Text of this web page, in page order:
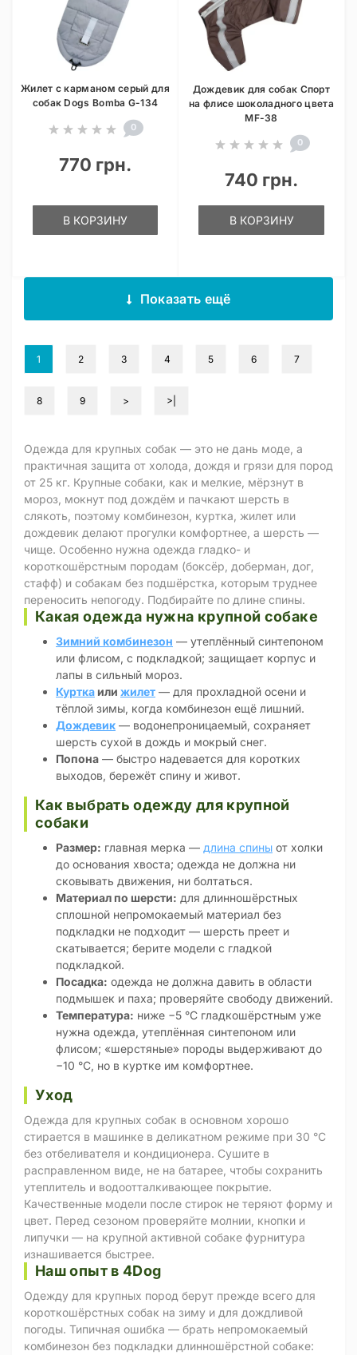
Жилет с карманом серый для
собак Dogs Bomba G-134
0
770 грн.
В КОРЗИНУ
Дождевик для собак Спорт
на флисе шоколадного цвета
MF-38
0
740 грн.
В КОРЗИНУ
Показать ещё
1 2 3 4 5 6 7
8 9 > >|
Одежда для крупных собак — это не дань моде, а
практичная защита от холода, дождя и грязи для пород
от 25 кг. Крупные собаки, как и мелкие, мёрзнут в
мороз, мокнут под дождём и пачкают шерсть в
слякоть, поэтому комбинезон, куртка, жилет или
дождевик делают прогулки комфортнее, а шерсть —
чище. Особенно нужна одежда гладко- и
короткошёрстным породам (боксёр, доберман, дог,
стафф) и собакам без подшёрстка, которым труднее
переносить непогоду. Подбирайте по длине спины.
Какая одежда нужна крупной собаке
Зимний комбинезон — утеплённый синтепоном
или флисом, с подкладкой; защищает корпус и
лапы в сильный мороз.
Куртка или жилет — для прохладной осени и
тёплой зимы, когда комбинезон ещё лишний.
Дождевик — водонепроницаемый, сохраняет
шерсть сухой в дождь и мокрый снег.
Попона — быстро надевается для коротких
выходов, бережёт спину и живот.
Как выбрать одежду для крупной
собаки
Размер: главная мерка — длина спины от холки
до основания хвоста; одежда не должна ни
сковывать движения, ни болтаться.
Материал по шерсти: для длинношёрстных
сплошной непромокаемый материал без
подкладки не подходит — шерсть преет и
скатывается; берите модели с гладкой
подкладкой.
Посадка: одежда не должна давить в области
подмышек и паха; проверяйте свободу движений.
Температура: ниже −5 °C гладкошёрстным уже
нужна одежда, утеплённая синтепоном или
флисом; «шерстяные» породы выдерживают до
−10 °C, но в куртке им комфортнее.
Уход
Одежда для крупных собак в основном хорошо
стирается в машинке в деликатном режиме при 30 °C
без отбеливателя и кондиционера. Сушите в
расправленном виде, не на батарее, чтобы сохранить
утеплитель и водоотталкивающее покрытие.
Качественные модели после стирок не теряют форму и
цвет. Перед сезоном проверяйте молнии, кнопки и
липучки — на крупной активной собаке фурнитура
изнашивается быстрее.
Наш опыт в 4Dog
Одежду для крупных пород берут прежде всего для
короткошёрстных собак на зиму и для дождливой
погоды. Типичная ошибка — брать непромокаемый
комбинезон без подкладки длинношёрстной собаке: